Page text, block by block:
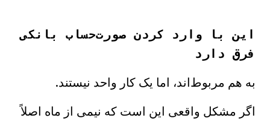
این با وارد کردن صورت‌حساب بانکی
فرق دارد
به هم مربوط‌اند، اما یک کار واحد نیستند.
اگر مشکل واقعی این است که نیمی از ماه اصلاً